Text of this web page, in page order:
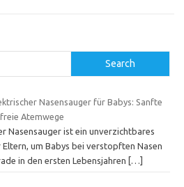
Search
Nasensauger für Babys: Sanfte
Atemwege
Nasensauger ist ein unverzichtbares
um Babys bei verstopften Nasen
in den ersten Lebensjahren
[…]